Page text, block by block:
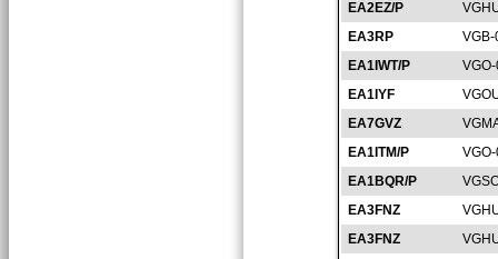
EA2EZ/P
EA3RP
EA1IWT/P
EA1IYF
EA7GVZ
EA1ITM/P
EA1BQR/P
EA3FNZ
EA3FNZ